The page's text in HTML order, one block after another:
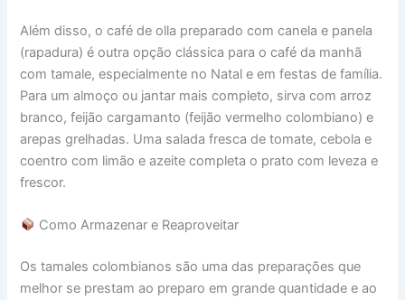
Além disso, o café de olla preparado com canela e panela
(rapadura) é outra opção clássica para o café da manhã
com tamale, especialmente no Natal e em festas de família.
Para um almoço ou jantar mais completo, sirva com arroz
branco, feijão cargamanto (feijão vermelho colombiano) e
arepas grelhadas. Uma salada fresca de tomate, cebola e
coentro com limão e azeite completa o prato com leveza e
frescor.
Como Armazenar e Reaproveitar
Os tamales colombianos são uma das preparações que
melhor se prestam ao preparo em grande quantidade e ao